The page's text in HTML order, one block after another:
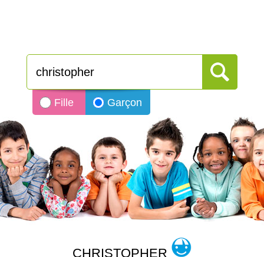
Fille Garçon
CHRISTOPHER